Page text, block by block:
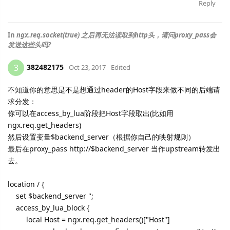
Reply
In ngx.req.socket(true) 之后再无法读取到http头，请问proxy_pass会
发送这些头吗?
3 382482175 Oct 23, 2017 Edited
不知道你的意思是不是想通过header的Host字段来做不同的后端请
求分发：
你可以在access_by_lua阶段把Host字段取出(比如用
ngx.req.get_headers)
然后设置变量$backend_server（根据你自己的映射规则）
最后在proxy_pass http://$backend_server 当作upstream转发出
去。
location / {
set $backend_server '';
access_by_lua_block {
local Host = ngx.req.get_headers()["Host"]